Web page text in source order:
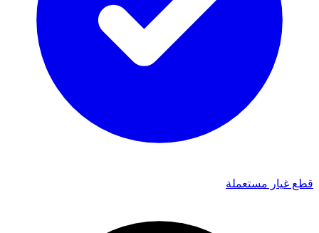
قطع غيار مستعملة